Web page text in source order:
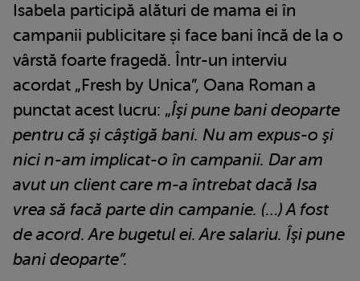
Isabela participă alături de mama ei în
campanii publicitare și face bani încă de la o
vârstă foarte fragedă. Într-un interviu
acordat „Fresh by Unica”, Oana Roman a
punctat acest lucru: „Îşi pune bani deoparte
pentru că şi câştigă bani. Nu am expus-o şi
nici n-am implicat-o în campanii. Dar am
avut un client care m-a întrebat dacă Isa
vrea să facă parte din campanie. (…) A fost
de acord. Are bugetul ei. Are salariu. Îşi pune
bani deoparte”.